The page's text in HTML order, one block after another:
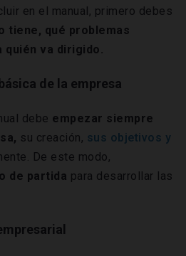
en el manual, primero debes
tiene, qué problemas
quién va dirigido.
de la empresa
debe empezar siempre
su creación, sus objetivos y
De este modo,
de partida para desarrollar las